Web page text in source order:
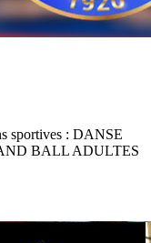
sportives : DANSE
BALL ADULTES